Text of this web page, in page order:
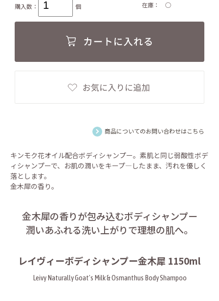
購入数： 個 在庫 ○
商品についてのお問い合わせはこちら
キンモク花オイル配合ボディシャンプー。素肌と同じ弱酸性ボデ
ィシャンプーで、お肌の潤いをキープ―したまま、汚れを優しく
落とします。
金木犀の香り。
金木犀の香りが包み込むボディシャンプー
潤いあふれる洗い上がりで理想の肌へ。
レイヴィーボディシャンプー金木犀 1150ml
Leivy Naturally Goat's Milk & Osmanthus Body Shampoo